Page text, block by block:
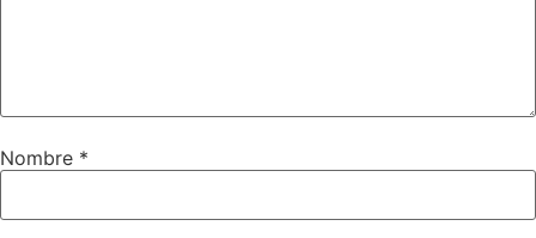
Nombre *